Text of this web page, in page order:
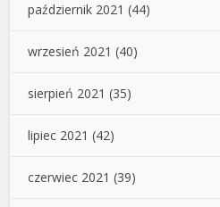
październik 2021 (44)
wrzesień 2021 (40)
sierpień 2021 (35)
lipiec 2021 (42)
czerwiec 2021 (39)